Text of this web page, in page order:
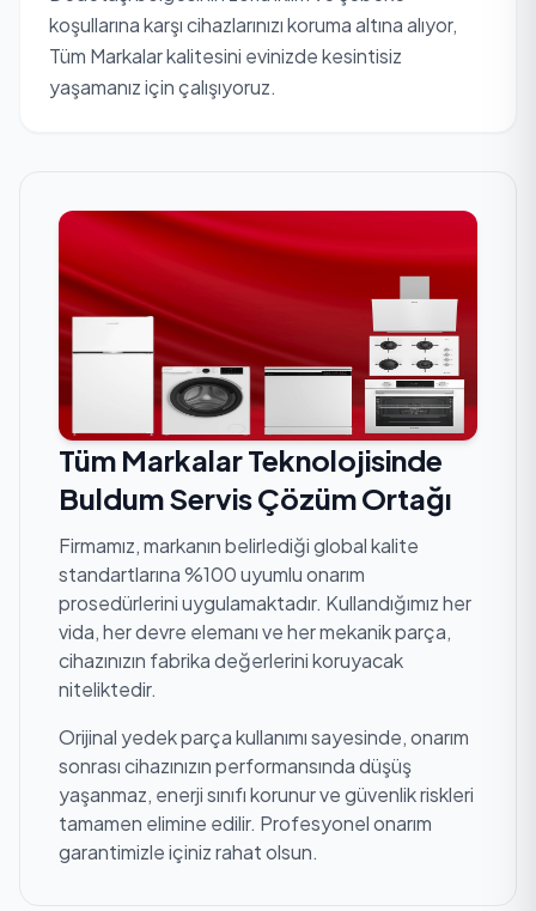
koşullarına karşı cihazlarınızı koruma altına alıyor,
Tüm Markalar kalitesini evinizde kesintisiz
yaşamanız için çalışıyoruz.
Tüm Markalar Teknolojisinde
Buldum Servis Çözüm Ortağı
Firmamız, markanın belirlediği global kalite
standartlarına %100 uyumlu onarım
prosedürlerini uygulamaktadır. Kullandığımız her
vida, her devre elemanı ve her mekanik parça,
cihazınızın fabrika değerlerini koruyacak
niteliktedir.
Orijinal yedek parça kullanımı sayesinde, onarım
sonrası cihazınızın performansında düşüş
yaşanmaz, enerji sınıfı korunur ve güvenlik riskleri
tamamen elimine edilir. Profesyonel onarım
garantimizle içiniz rahat olsun.